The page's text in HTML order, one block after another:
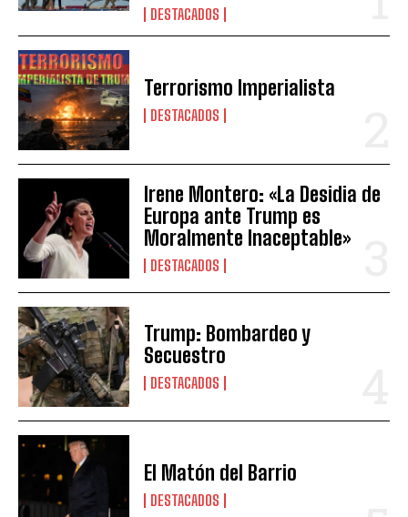
DESTACADOS
Terrorismo Imperialista
DESTACADOS
Irene Montero: «La Desidia de
Europa ante Trump es
Moralmente Inaceptable»
DESTACADOS
Trump: Bombardeo y
Secuestro
DESTACADOS
El Matón del Barrio
DESTACADOS